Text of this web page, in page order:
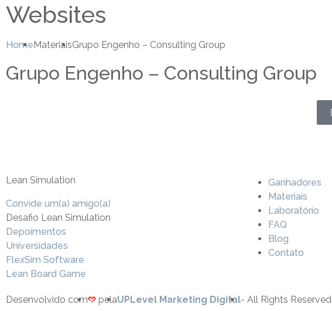
Websites
HomeMateriaisGrupo Engenho – Consulting Group
Grupo Engenho – Consulting Group
Lean Simulation
Convide um(a) amigo(a)
Desafio Lean Simulation
Depoimentos
Universidades
FlexSim Software
Lean Board Game
Ganhadores
Materiais
Laboratório
FAQ
Blog
Contato
Desenvolvido com pelaUPLevel Marketing Digital- All Rights Reserved